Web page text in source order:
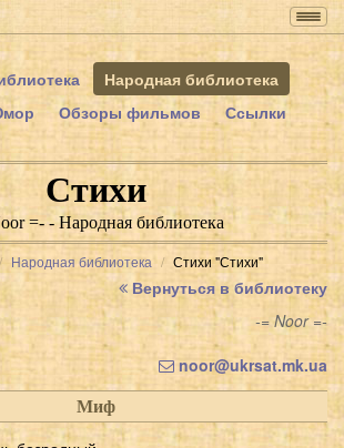
Народная библиотека
Обзоры фильмов Ссылки
Стихи
=- - Народная библиотека
Народная библиотека Стихи "Стихи"
Вернуться в библиотеку
-= Noor =-
noor@ukrsat.mk.ua
Миф